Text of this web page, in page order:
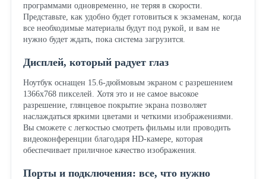
программами одновременно, не теряя в скорости.
Представьте, как удобно будет готовиться к экзаменам, когда
все необходимые материалы будут под рукой, и вам не
нужно будет ждать, пока система загрузится.
Дисплей, который радует глаз
Ноутбук оснащен 15.6-дюймовым экраном с разрешением
1366x768 пикселей. Хотя это и не самое высокое
разрешение, глянцевое покрытие экрана позволяет
наслаждаться яркими цветами и четкими изображениями.
Вы сможете с легкостью смотреть фильмы или проводить
видеоконференции благодаря HD-камере, которая
обеспечивает приличное качество изображения.
Порты и подключения: все, что нужно